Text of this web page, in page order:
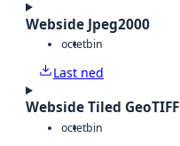
Webside Jpeg2000
octetbin
Last ned
Webside Tiled GeoTIFF
octetbin